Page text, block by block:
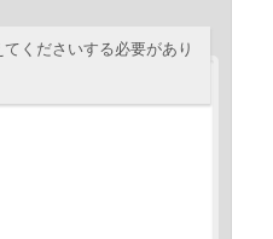
くださいする必要があり